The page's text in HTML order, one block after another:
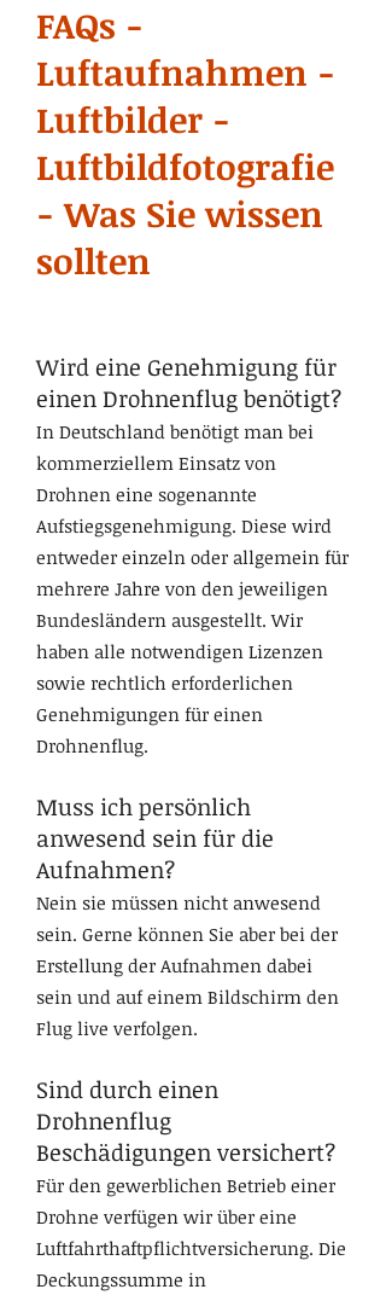
FAQs -
Luftaufnahmen -
Luftbilder -
Luftbildfotografie
- Was Sie wissen
sollten
Wird eine Genehmigung für
einen Drohnenflug benötigt?
In Deutschland benötigt man bei
kommerziellem Einsatz von
Drohnen eine sogenannte
Aufstiegsgenehmigung. Diese wird
entweder einzeln oder allgemein für
mehrere Jahre von den jeweiligen
Bundesländern ausgestellt. Wir
haben alle notwendigen Lizenzen
sowie rechtlich erforderlichen
Genehmigungen für einen
Drohnenflug.
Muss ich persönlich
anwesend sein für die
Aufnahmen?
Nein sie müssen nicht anwesend
sein. Gerne können Sie aber bei der
Erstellung der Aufnahmen dabei
sein und auf einem Bildschirm den
Flug live verfolgen.
Sind durch einen
Drohnenflug
Beschädigungen versichert?
Für den gewerblichen Betrieb einer
Drohne verfügen wir über eine
Luftfahrthaftpflichtversicherung. Die
Deckungssumme in